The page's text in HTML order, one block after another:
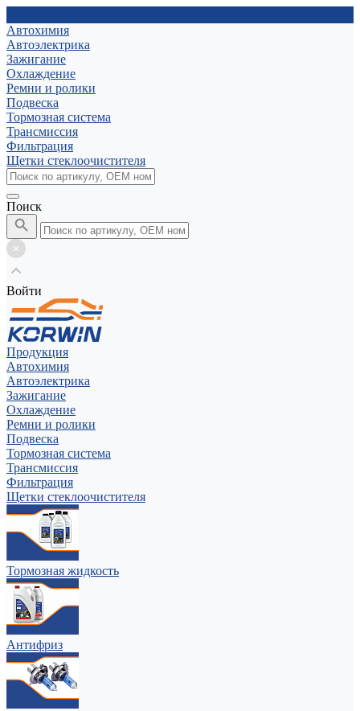
Автохимия
Автоэлектрика
Зажигание
Охлаждение
Ремни и ролики
Подвеска
Тормозная система
Трансмиссия
Фильтрация
Щетки стеклоочистителя
Поиск
Войти
Продукция
Автохимия
Автоэлектрика
Зажигание
Охлаждение
Ремни и ролики
Подвеска
Тормозная система
Трансмиссия
Фильтрация
Щетки стеклоочистителя
Тормозная жидкость
Антифриз